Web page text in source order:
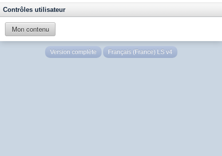
Contrôles utilisateur
Mon contenu
Version complète Français (France) LS v4